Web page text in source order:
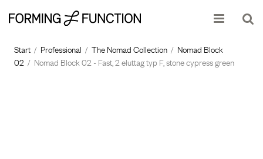
Start / Professional / The Nomad Collection / Nomad Block
02 / Nomad Block 02 - Fast, 2 eluttag typ F, stone cypress green